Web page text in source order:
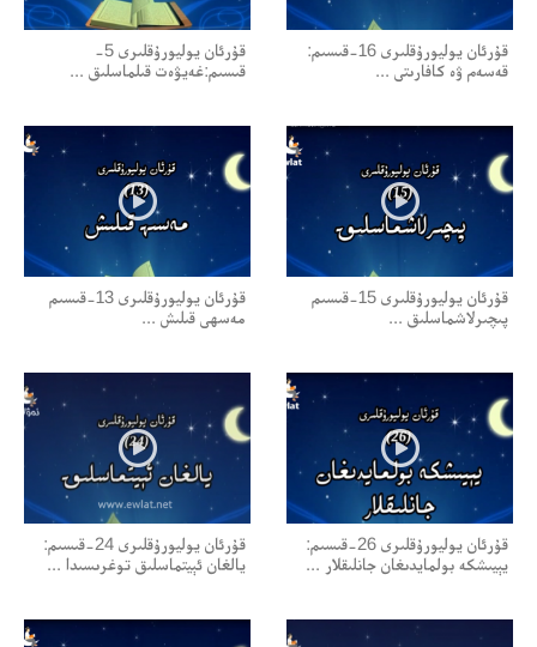
قۇرئان يوليورۇقلىرى 16-قىسىم:
قەسەم ۋە كافارىتى ...
قۇرئان يوليورۇقلىرى 5-
قىسىم:غەيۋەت قىلماسلىق ...
قۇرئان يوليورۇقلىرى 15-قىسىم
پىچىرلاشماسلىق ...
قۇرئان يوليورۇقلىرى 13-قىسىم
مەسھى قىلىش ...
قۇرئان يوليورۇقلىرى 26-قىسىم:
يېيىشكە بولمايدىغان جانلىقلار ...
قۇرئان يوليورۇقلىرى 24-قىسىم:
يالغان ئېيتماسلىق توغرىسىدا ...